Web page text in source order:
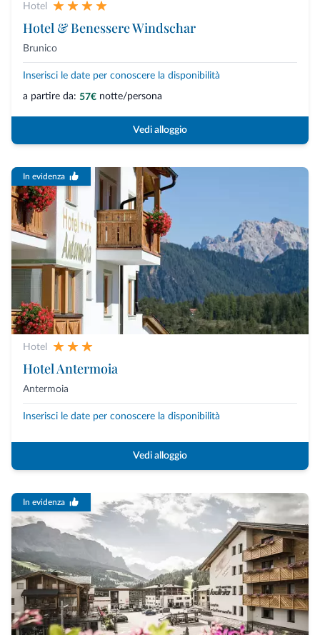
Hotel
Hotel & Benessere Windschar
Brunico
Inserisci le date per conoscere la disponibilità
a partire da: 57€ notte/persona
Vedi alloggio
In evidenza
Hotel
Hotel Antermoia
Antermoia
Inserisci le date per conoscere la disponibilità
Vedi alloggio
In evidenza